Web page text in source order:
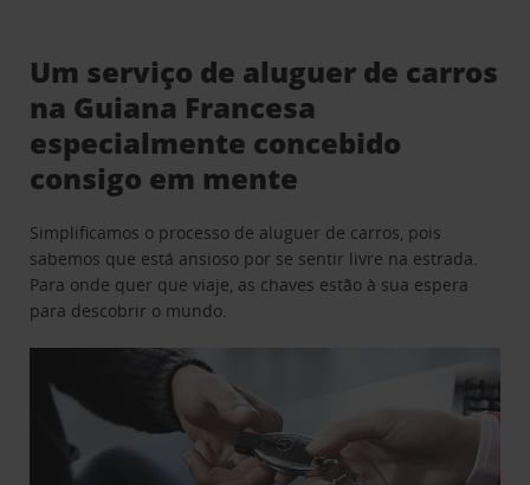
Um serviço de aluguer de carros
na Guiana Francesa
especialmente concebido
consigo em mente
Simplificamos o processo de aluguer de carros, pois
sabemos que está ansioso por se sentir livre na estrada.
Para onde quer que viaje, as chaves estão à sua espera
para descobrir o mundo.